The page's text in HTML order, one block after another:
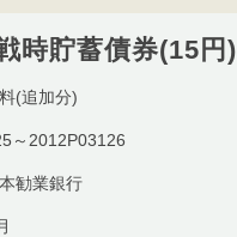
時貯蓄債券(15円)
(追加分)
～2012P03126
勧業銀行